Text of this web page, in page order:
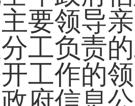
要领导
工负责
工作的